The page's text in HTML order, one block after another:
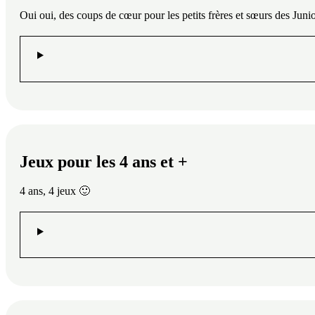
Oui oui, des coups de cœur pour les petits frères et sœurs des
Jeux pour les 4 ans et +
4 ans, 4 jeux 🙂